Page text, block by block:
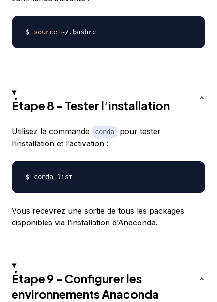
source
Étape 8 - Tester l’installation
Utilisez la commande conda
pour tester
l’installation et l’activation :
Vous recevrez une sortie de tous les packages
disponibles via l’installation d’Anaconda.
Étape 9 - Configurer les
environnements Anaconda